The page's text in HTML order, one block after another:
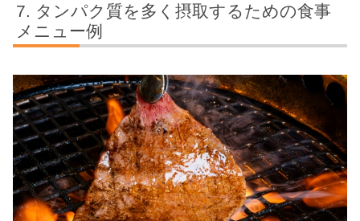
タンパク質を多く摂取するための食事
メニュー例